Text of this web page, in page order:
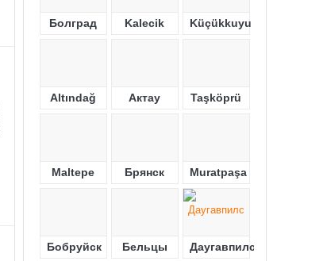
Болград Kalecik Küçükkuyu
Altındağ Актау Taşköprü
Maltepe Брянск Muratpaşa
Бобруйск Бельцы Даугавпилс